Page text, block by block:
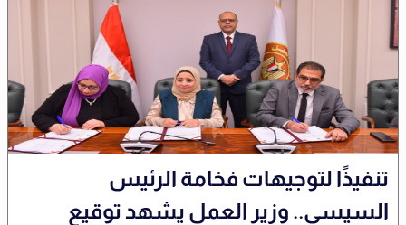
تنفيذًا لتوجيهات فخامة الرئيس
السيسي.. وزير العمل يشهد توقيع